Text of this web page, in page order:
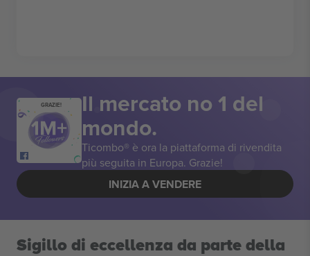
GRAZIE! Il mercato no 1 del
mondo.
Ticombo® è ora la piattaforma di rivendita
più seguita in Europa. Grazie!
INIZIA A VENDERE
Sigillo di eccellenza da parte della